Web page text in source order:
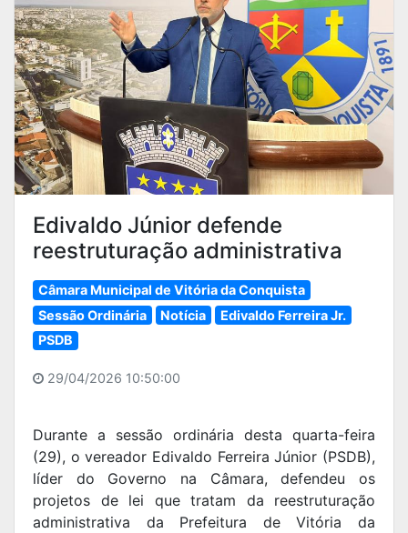
Edivaldo Júnior defende
reestruturação administrativa
Câmara Municipal de Vitória da Conquista
Sessão Ordinária
Notícia
Edivaldo Ferreira Jr.
PSDB
29/04/2026 10:50:00
Durante a sessão ordinária desta quarta-feira
(29), o vereador Edivaldo Ferreira Júnior (PSDB),
líder do Governo na Câmara, defendeu os
projetos de lei que tratam da reestruturação
administrativa da Prefeitura de Vitória da